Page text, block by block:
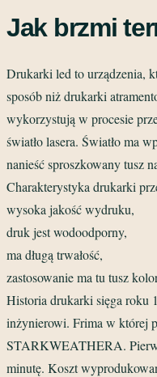
Jak brzmi
Drukarki led to urządzenia,
sposób niż drukarki
wykorzystują w procesie
światło lasera. Światło ma
nanieść sproszkowany tusz
Charakterystyka drukarki
wysoka jakość wydruku,
druk jest wodoodporny,
ma długą trwałość,
zastosowanie ma tu tusz
Historia drukarki sięga roku
inżynierowi. Frima w której
STARKWEATHERA.
minutę. Koszt